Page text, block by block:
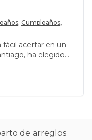
Cumpleaños
fácil acertar en un
ha elegido
regalo repleto de
de tu amigo,
de arreglos